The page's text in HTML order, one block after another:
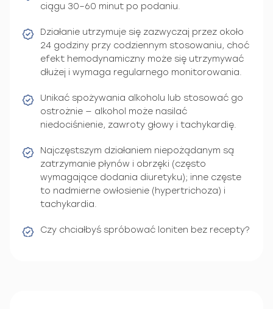
ciągu 30–60 minut po podaniu.
Działanie utrzymuje się zazwyczaj przez około
24 godziny przy codziennym stosowaniu, choć
efekt hemodynamiczny może się utrzymywać
dłużej i wymaga regularnego monitorowania.
Unikać spożywania alkoholu lub stosować go
ostrożnie — alkohol może nasilać
niedociśnienie, zawroty głowy i tachykardię.
Najczęstszym działaniem niepożądanym są
zatrzymanie płynów i obrzęki (często
wymagające dodania diuretyku); inne częste
to nadmierne owłosienie (hypertrichoza) i
tachykardia.
Czy chciałbyś spróbować loniten bez recepty?